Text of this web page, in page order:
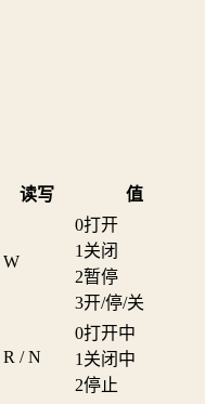
读写 值
W
0打开
1 关闭
2暂停
3开/停/关
R / N
0打开中
1 关闭中
2停止